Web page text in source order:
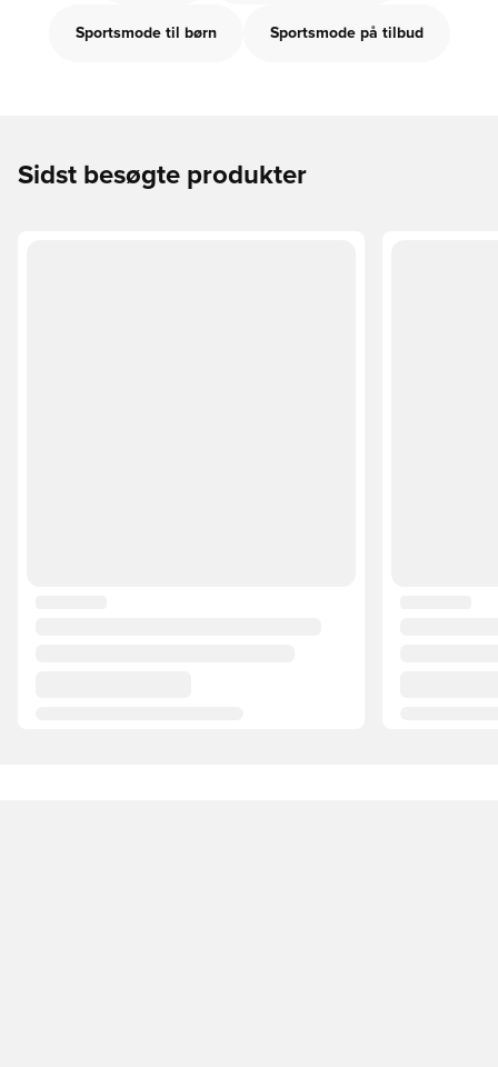
Sportsmode til børn Sportsmode på tilbud
Sidst besøgte produkter